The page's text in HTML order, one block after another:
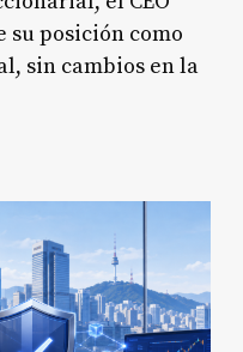
su posición como
sin cambios en la